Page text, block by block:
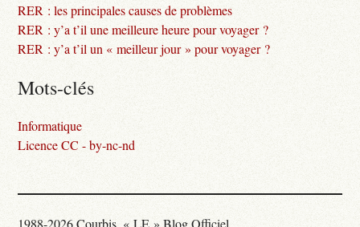
RER : les principales causes de problèmes
RER : y’a t’il une meilleure heure pour voyager ?
RER : y’a t’il un « meilleur jour » pour voyager ?
Mots-clés
Informatique
Licence CC - by-nc-nd
1988-2026 Courbis, « LE » Blog Officiel